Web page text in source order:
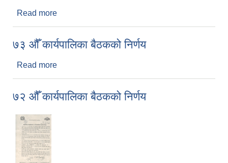
Read more
७३ औँ कार्यपालिका बैठकको निर्णय
Read more
७२ औँ कार्यपालिका बैठकको निर्णय